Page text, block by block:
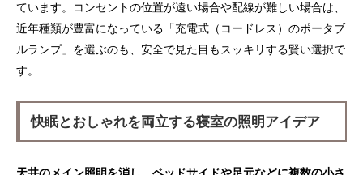
ています。コンセントの位置が遠い場合や配線が難しい場合は、
近年種類が豊富になっている「充電式（コードレス）のポータブ
ルランプ」を選ぶのも、安全で見た目もスッキリする賢い選択で
す。
快眠とおしゃれを両立する寝室の照明アイデア